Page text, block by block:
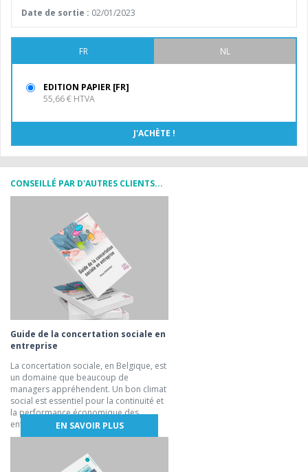
Date de sortie : 02/01/2023
FR NL
EDITION PAPIER [FR]
55,66 € HTVA
CONSEILLÉ PAR D'AUTRES CLIENTS...
Guide de la concertation sociale en
entreprise
La concertation sociale, en Belgique, est
un domaine que beaucoup de
managers appréhendent. Un bon climat
social est essentiel pour la continuité et
la performance économique des
entreprises.EN SAVOIR PLUS